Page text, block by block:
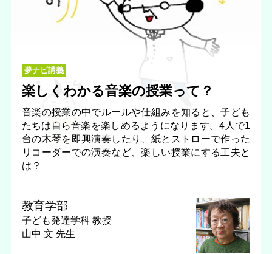
夢ナビ講義
楽しくわかる音楽の授業って？
音楽の授業の中でルールや仕組みを知ると、子ども
たちは自ら音楽を楽しめるようになります。4人で1
台の木琴を即興演奏したり、紙とストローで作った
リコーダーでの演奏など、楽しい授業にする工夫と
は？
教育学部
子ども発達学科 教授
山中 文 先生